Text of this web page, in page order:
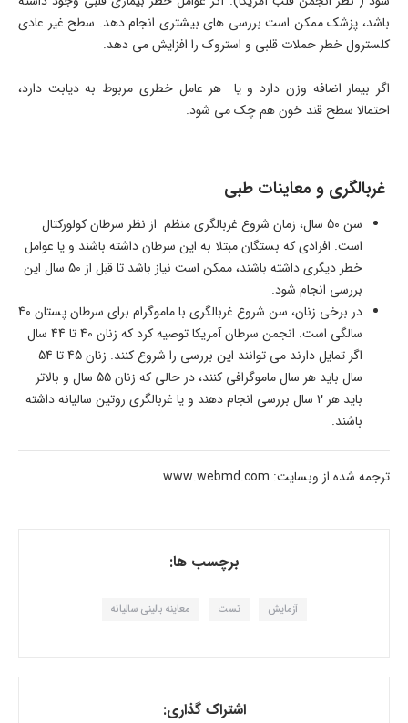
باشد، پزشک ممکن است بررسی های بیشتری انجام دهد. سطح غیر عادی
کلسترول خطر حملات قلبی و استروک را افزایش می دهد.
اگر بیمار اضافه وزن دارد و یا هر عامل خطری مربوط به دیابت دارد،
احتمالا سطح قند خون هم چک می شود.
غربالگری و معاینات طبی
سن 50 سال، زمان شروع غربالگری منظم از نظر سرطان کولورکتال
است. افرادی که بستگان مبتلا به این سرطان داشته باشند و یا عوامل
خطر دیگری داشته باشند، ممکن است نیاز باشد تا قبل از 50 سال این
بررسی انجام شود.
در برخی زنان، سن شروع غربالگری با ماموگرام برای سرطان پستان 40
سالگی است. انجمن سرطان آمریکا توصیه کرد که زنان 40 تا 44 سال
اگر تمایل دارند می توانند این بررسی را شروع کنند. زنان 45 تا 54
سال باید هر سال ماموگرافی کنند، در حالی که زنان 55 سال و بالاتر
باید هر 2 سال بررسی انجام دهند و یا غربالگری روتین سالیانه داشته
باشند.
ترجمه شده از وبسایت: www.webmd.com
برچسب ها:
آزمایش تست معاینه بالینی سالیانه
اشتراک گذاری: